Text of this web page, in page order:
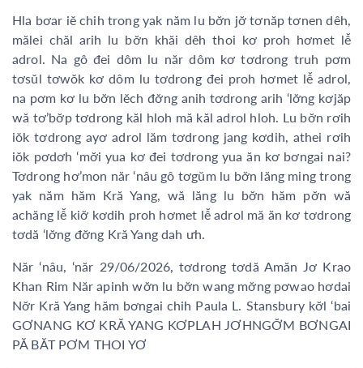
Hla bơar iĕ chih trong yak năm lu bơ̆n jơ̆ tơnăp tơnen dêh,
mălei chăl arih lu bơ̆n khăi dêh thoi kơ proh hơmet lê̆
adrol. Na gô đei dôm lu năr dôm kơ tơdrong truh pơm
tơsŭl tơwŏk kơ dôm lu tơdrong đei proh hơmet lê̆ adrol,
na pơm kơ lu bơ̆n lĕch đơ̆ng anih tơdrong arih ‘lơ̆ng kơjăp
wă tơ’bơ̆p tơdrong kăl hloh mă kăl adrol hloh. Lu bơ̆n rơih
iŏk tơdrong ayơ adrol lăm tơdrong jang kơdih, athei rơih
iŏk pơdơh ‘mơ̆i yua kơ đei tơdrong yua ăn kơ bơngai nai?
Tơdrong hơ’mon năr ‘nâu gô tơgŭm lu bơ̆n lăng ming trong
yak năm hăm Kră Yang, wă lăng lu bơ̆n hăm pơ̆n wă
achăng lê̆ kiơ̆ kơdih proh hơmet lê̆ adrol mă ăn kơ tơdrong
tơdă ‘lơ̆ng đơ̆ng Kră Yang dah ưh.
Năr ‘nâu, ‘năr 29/06/2026, tơdrong tơdă Amăn Jơ Krao
Khan Rim Năr apinh wơ̆n lu bơ̆n wang mơ̆ng pơwao hơdai
Nơ̆r Kră Yang hăm bơngai chih Paula L. Stansbury kơ̆l ‘bai
GƠNANG KƠ KRĂ YANG KƠPLAH JƠHNGƠ̆M BƠNGAI
PĂ BĂT PƠM THOI YƠ